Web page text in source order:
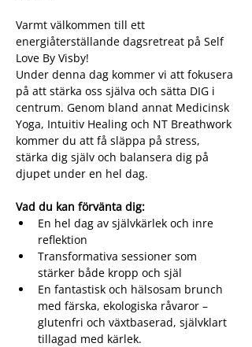
Varmt välkommen till ett
energiåterställande dagsretreat på Self
Love By Visby!
Under denna dag kommer vi att fokusera
på att stärka oss själva och sätta DIG i
centrum. Genom bland annat Medicinsk
Yoga, Intuitiv Healing och NT Breathwork
kommer du att få släppa på stress,
stärka dig själv och balansera dig på
djupet under en hel dag.
Vad du kan förvänta dig:
En hel dag av självkärlek och inre
reflektion
Transformativa sessioner som
stärker både kropp och själ
En fantastisk och hälsosam brunch
med färska, ekologiska råvaror –
glutenfri och växtbaserad, självklart
tillagad med kärlek.